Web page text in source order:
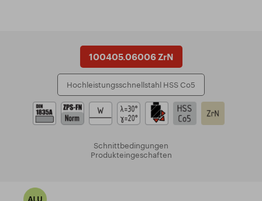
100405.06006 ZrN
Hochleistungsschnellstahl HSS Co5
Schnittbedingungen
Produkteingeschaften